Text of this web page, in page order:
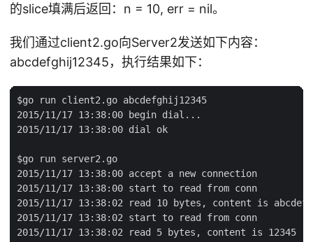
的slice填满后返回：n = 10, err = nil。
我们通过client2.go向Server2发送如下内容：
abcdefghij12345，执行结果如下：
$go run client2.go abcdefghij12345
2015/11/17 13:38:00 begin dial...
2015/11/17 13:38:00 dial ok
$go run server2.go
2015/11/17 13:38:00 accept a new connection
2015/11/17 13:38:00 start to read from conn
2015/11/17 13:38:02 read 10 bytes, content is
2015/11/17 13:38:02 start to read from conn